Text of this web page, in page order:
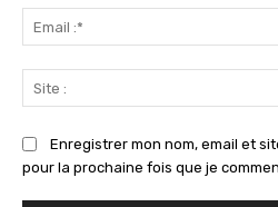
Enregistrer mon nom, email et
pour la prochaine fois que je